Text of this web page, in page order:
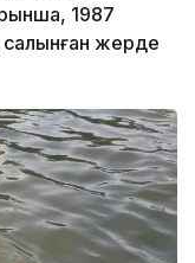
1987
жерде